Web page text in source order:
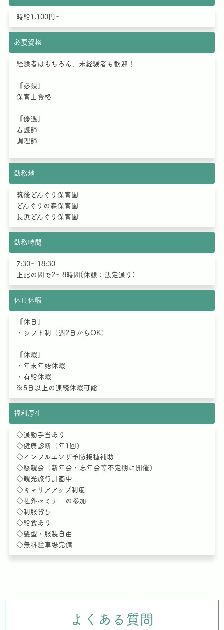
時給1,100円～
必要資格
経験者はもちろん、未経験者も歓迎！
『必須』
保育士資格
『優遇』
看護師
調理師
勤務地
筑後どんぐり保育園
どんぐりの森保育園
長浜どんぐり保育園
勤務時間
7:30～18:30
上記の間で2～8時間(休憩：法定通り)
休日休暇
『休日』
・シフト制（週2日からOK）
『休暇』
・年末年始休暇
・有給休暇
※5日以上の連続休暇可能
福利厚生
◇通勤手当あり
◇健康診断（年1回）
◇インフルエンザ予防接種補助
◇懇親会（新年会・忘年会等不定期に開催）
◇観光旅行計画中
◇キャリアアップ制度
◇社外セミナーの参加
◇制服貸与
◇給食あり
◇髪型・服装自由
◇無料駐車場完備
よくある質問